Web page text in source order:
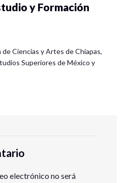
y Formación
Ciencias y Artes de Chiapas,
Superiores de México y
electrónico no será